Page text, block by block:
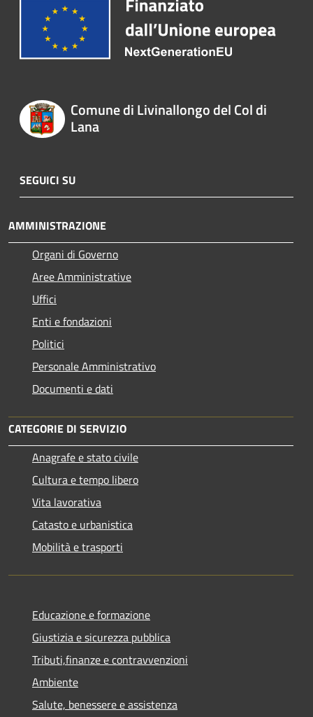
Comune di Livinallongo del Col di
Lana
SEGUICI SU
AMMINISTRAZIONE
Organi di Governo
Aree Amministrative
Uffici
Enti e fondazioni
Politici
Personale Amministrativo
Documenti e dati
CATEGORIE DI SERVIZIO
Anagrafe e stato civile
Cultura e tempo libero
Vita lavorativa
Catasto e urbanistica
Mobilità e trasporti
Educazione e formazione
Giustizia e sicurezza pubblica
Tributi,finanze e contravvenzioni
Ambiente
Salute, benessere e assistenza